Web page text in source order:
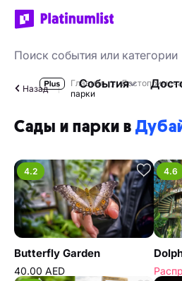
События
Назад Главная
парки
Сады и парки в
4.2
Butterfly Garden
40.00 AED
4.6